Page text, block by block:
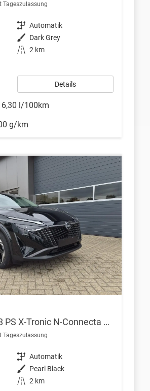
Getriebe Automatik
Außenfarbe Dark Grey
Kilometerstand 2 km
Details
6,30 l/100km
g/km
1.3 DIG-T MHEV 158 PS X-Tronic N-Connecta Teil-Leder PanoGlasdach Klimaautomatik Sitzheizung Lenkradheizung Navi ACC PDC v+h 360°Kamera DAB Bluetooth Touchscreen Apple CarPlay Android Auto 18"LM
Getriebe Automatik
Außenfarbe Pearl Black
Kilometerstand 2 km